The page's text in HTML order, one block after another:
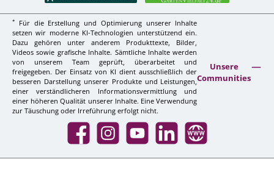
*
Für die Erstellung und Optimierung unserer Inhalte
setzen wir moderne KI-Technologien unterstützend ein.
Dazu gehören unter anderem Produkttexte, Bilder,
Videos sowie grafische Inhalte. Sämtliche Inhalte werden
von unserem Team geprüft, überarbeitet und
freigegeben. Der Einsatz von KI dient ausschließlich der
besseren Darstellung unserer Produkte und Leistungen,
einer verständlicheren Informationsvermittlung und
einer höheren Qualität unserer Inhalte. Eine Verwendung
zur Täuschung oder Irreführung erfolgt nicht.
Unsere
Communities
Facebook InstagramYouTube LinkedIn Website